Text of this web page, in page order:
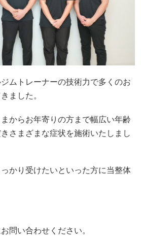
ムトレーナーの技術力で多くのお
ました。
からお年寄りの方まで幅広い年齢
さまざまな症状を施術いたしまし
かり受けたいといった方に当整体
問い合わせください。